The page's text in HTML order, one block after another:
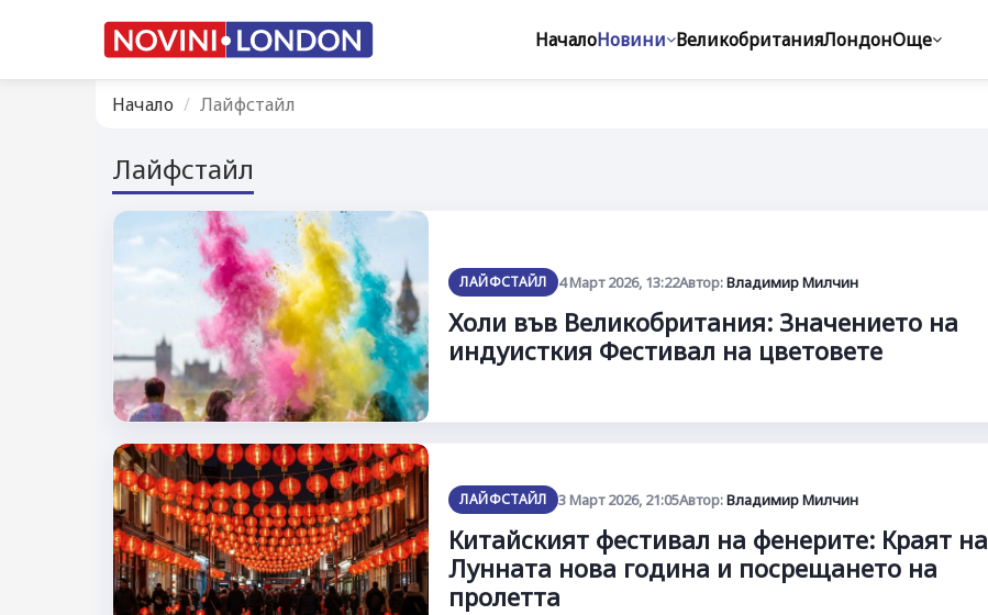
НачалоНовини ВеликобританияЛондонОще
Начало Лайфстайл
Лайфстайл
ЛАЙФСТАЙЛ 4 Март 2026, 13:22Автор:Владимир Милчин
Холи във Великобритания: Значението на
индуисткия Фестивал на цветовете
ЛАЙФСТАЙЛ 3 Март 2026, 21:05Автор:Владимир Милчин
Китайският фестивал на фенерите: Краят на
Лунната нова година и посрещането на
пролетта